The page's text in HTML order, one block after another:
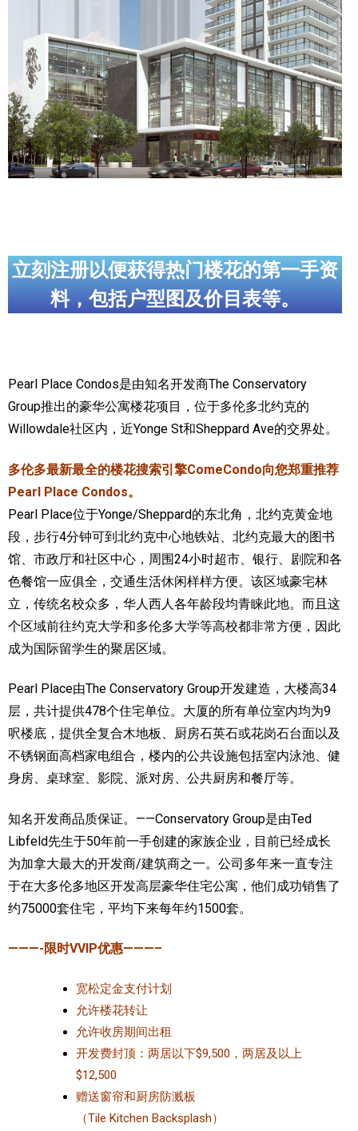
大多伦多教育网站
大多伦多医疗机构
加拿大银行贷款机构
大多伦多交通网络
常用查询工具
走近加拿大
为什么移民加拿大
定居安大略省
安大略省免费医疗保险
加拿大的福利制度
吃货眼中的加拿大地图
立刻注册以便获得热门楼花的第一手资
料，包括户型图及价目表等。
Pearl Place Condos是由知名开发商The Conservatory
Group推出的豪华公寓楼花项目，位于多伦多北约克的
Willowdale社区内，近Yonge St和Sheppard Ave的交界处。
多伦多最新最全的楼花搜索引擎ComeCondo向您郑重推荐
Pearl Place Condos。
Pearl Place位于Yonge/Sheppard的东北角，北约克黄金地
段，步行4分钟可到北约克中心地铁站、北约克最大的图书
馆、市政厅和社区中心，周围24小时超市、银行、剧院和各
色餐馆一应俱全，交通生活休闲样样方便。该区域豪宅林
立，传统名校众多，华人西人各年龄段均青睐此地。而且这
个区域前往约克大学和多伦多大学等高校都非常方便，因此
成为国际留学生的聚居区域。
Pearl Place由The Conservatory Group开发建造，大楼高34
层，共计提供478个住宅单位。大厦的所有单位室内均为9
呎楼底，提供全复合木地板、厨房石英石或花岗石台面以及
不锈钢面高档家电组合，楼内的公共设施包括室内泳池、健
身房、桌球室、影院、派对房、公共厨房和餐厅等。
知名开发商品质保证。——Conservatory Group是由Ted
Libfeld先生于50年前一手创建的家族企业，目前已经成长
为加拿大最大的开发商/建筑商之一。公司多年来一直专注
于在大多伦多地区开发高层豪华住宅公寓，他们成功销售了
约75000套住宅，平均下来每年约1500套。
———-限时VVIP优惠———–
宽松定金支付计划
允许楼花转让
允许收房期间出租
开发费封顶：两居以下$9,500，两居及以上
$12,500
赠送窗帘和厨房防溅板
（Tile Kitchen Backsplash）